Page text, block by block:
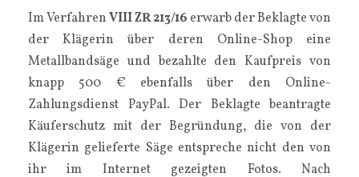
Im VerfahrenVIII ZR 213/16 erwarb der Beklagte von
der Klägerin über deren Online-Shop eine
Metallbandsäge und bezahlte den Kaufpreis von
knapp 500 € ebenfalls über den Online-
Zahlungsdienst PayPal. Der Beklagte beantragte
Käuferschutz mit der Begründung, die von der
Klägerin gelieferte Säge entspreche nicht den von
ihr im Internet gezeigten Fotos. Nach